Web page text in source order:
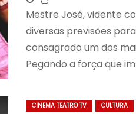
Mestre José, vidente
diversas previsões
consagrado um dos
Pegando a força que
CINEMA TEATRO TV CULTURA